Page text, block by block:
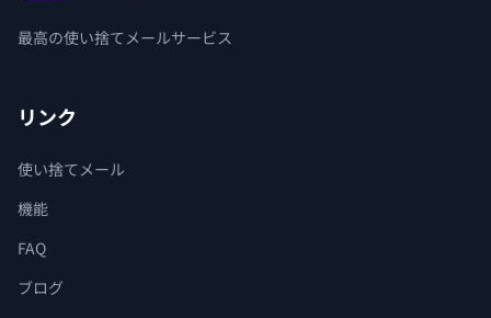
最高の使い捨てメールサービス
リンク
使い捨てメール
機能
FAQ
ブログ